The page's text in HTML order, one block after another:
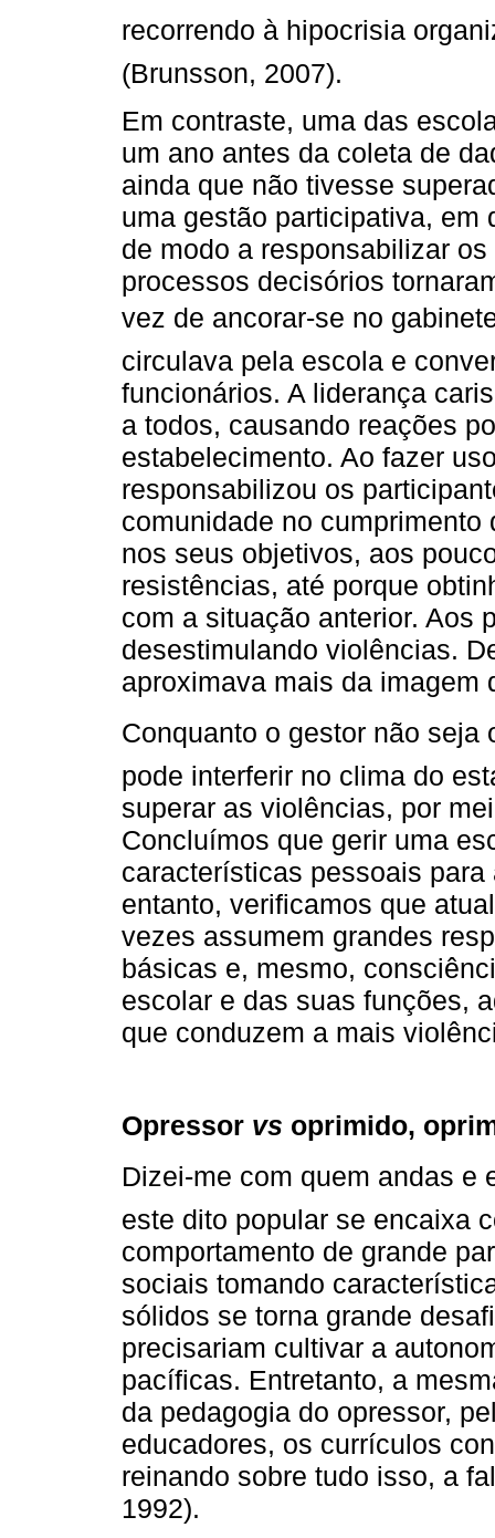
recorrendo à hipocrisia
(Brunsson, 2007).
Em contraste, uma das
um ano antes da coleta de
ainda que não tivesse
uma gestão participativa, em
de modo a responsabilizar
processos decisórios
vez de ancorar-se no
circulava pela escola e
funcionários. A liderança
a todos, causando reações
estabelecimento. Ao fazer
responsabilizou os
comunidade no
nos seus objetivos, aos
resistências, até porque
com a situação anterior. Aos
desestimulando violências.
aproximava mais da imagem
Conquanto o gestor não seja
pode interferir no clima do
superar as violências, por
Concluímos que gerir uma
características pessoais
entanto, verificamos que
vezes assumem grandes
básicas e, mesmo,
escolar e das suas funções,
que conduzem a mais
Opressor vs oprimido,
Dizei-me com quem andas e
este dito popular se encaixa
comportamento de grande
sociais tomando
sólidos se torna grande
precisariam cultivar a
pacíficas. Entretanto, a
da pedagogia do opressor,
educadores, os currículos
reinando sobre tudo isso, a
1992).